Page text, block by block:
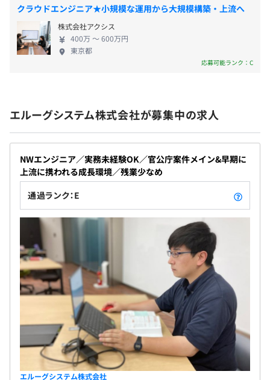
応用情報技術者試験を受けた際にネットワークに関する仕
事をしてみたいと感じ、独学でCCNAを学んで取得しまし
た。
当社への入社の決め手は、未経験からでも上流工程に携わ
たと感じています。
■部長：取締役が兼務
■メンバー：8名
客先によりますが、当社から既に1～3名は派遣されてい
る企業となりますので、ご安心ください。
・ITパスポート：3,000円
・基本情報技術者：5,000円
・応用情報技術者：10,000円
・システムアーキテクト：20,000円
昇給：年1回
■社会保険完備
健康保険、雇用保険、労働災害保険、厚生年金保険
無期雇用
クラウドエンジニア★小規模な運用から大規模構築・上流へ
株式会社アクシス
400万 〜 600万円
東京都
応募可能ランク：C
エルーグシステム株式会社が募集中の求人
NWエンジニア／実務未経験OK／官公庁案件メイン&早期に
上流に携われる成長環境／残業少なめ
通過ランク：E
エルーグシステム株式会社